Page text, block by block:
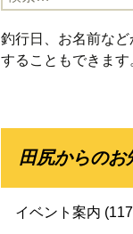
索:
釣行日、お名前な
することもできます
田尻からのお
イベント案内